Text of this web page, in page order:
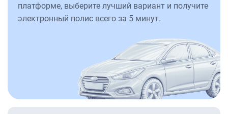
платформе, выберите лучший вариант и получите
электронный полис всего за 5 минут.